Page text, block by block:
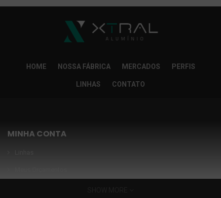
HOME NOSSA FÁBRICA MERCADOS PERFIS
LINHAS CONTATO
MINHA CONTA